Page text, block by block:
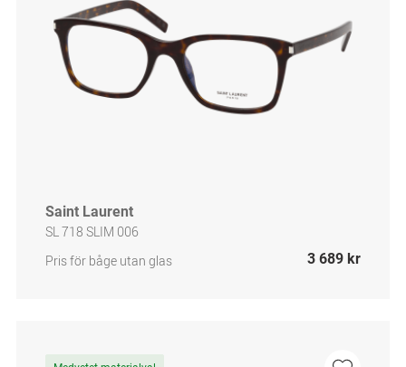
Saint Laurent
SL 718 SLIM 006
Pris för båge utan glas
3 689 kr